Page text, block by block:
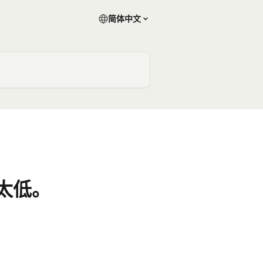
简体中文
低。